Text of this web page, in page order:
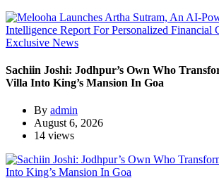
Exclusive News
Sachiin Joshi: Jodhpur’s Own Who
Villa Into King’s Mansion In Goa
By admin
August 6, 2026
14 views